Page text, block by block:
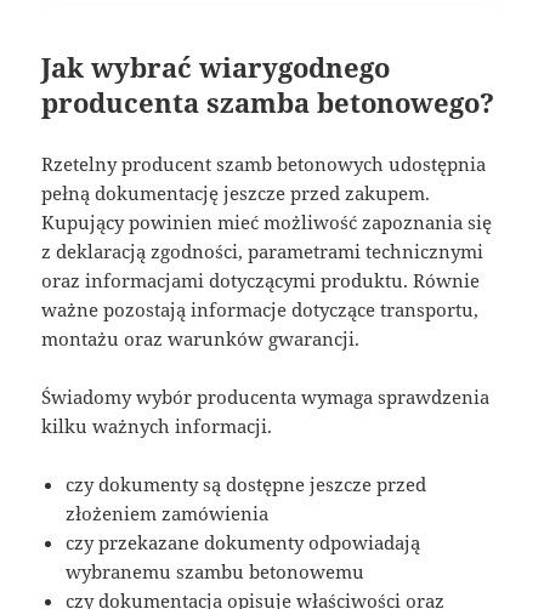
Jak wybrać wiarygodnego
producenta szamba betonowego?
Rzetelny producent szamb betonowych udostępnia
pełną dokumentację jeszcze przed zakupem.
Kupujący powinien mieć możliwość zapoznania się
z deklaracją zgodności, parametrami technicznymi
oraz informacjami dotyczącymi produktu. Równie
ważne pozostają informacje dotyczące transportu,
montażu oraz warunków gwarancji.
Świadomy wybór producenta wymaga sprawdzenia
kilku ważnych informacji.
czy dokumenty są dostępne jeszcze przed
złożeniem zamówienia
czy przekazane dokumenty odpowiadają
wybranemu szambu betonowemu
czy dokumentacja opisuje właściwości oraz